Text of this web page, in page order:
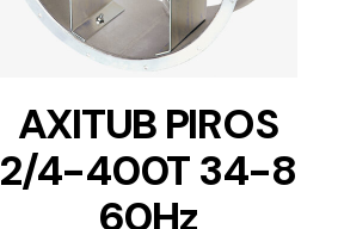
AXITUB PIROS
2/4-400T 34-8
60Hz